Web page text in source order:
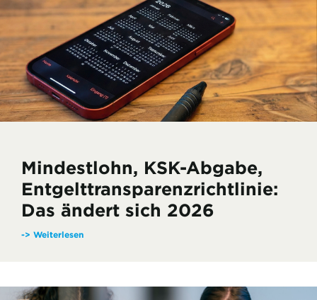
Mindestlohn, KSK-Abgabe,
Entgelttransparenzrichtlinie:
Das ändert sich 2026
-> Weiterlesen